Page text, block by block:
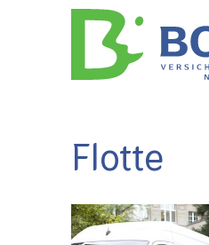
Flotte